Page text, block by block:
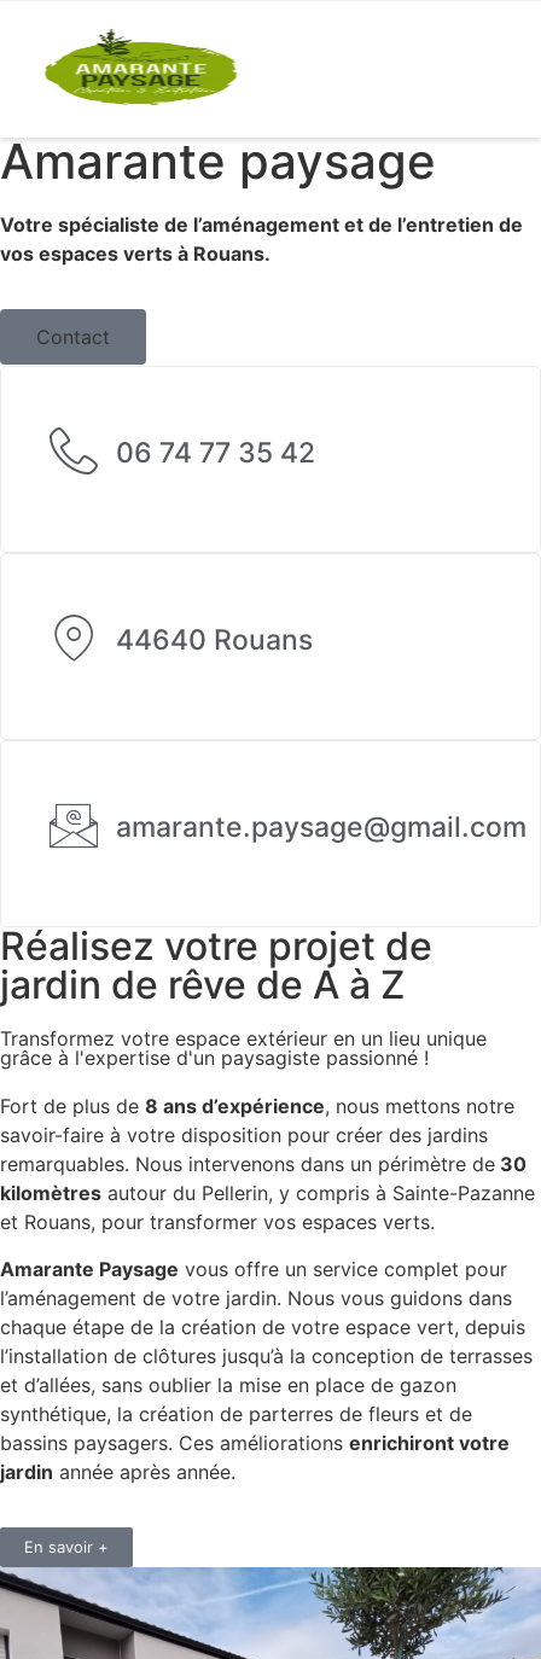
Amarante paysage
Votre spécialiste de l’aménagement et de l’entretien de
vos espaces verts à Rouans.
Contact
06 74 77 35 42
44640 Rouans
amarante.paysage@gmail.com
Réalisez votre projet de
jardin de rêve de A à Z
Transformez votre espace extérieur en un lieu unique
grâce à l'expertise d'un paysagiste passionné !
Fort de plus de 8 ans d’expérience, nous mettons notre
savoir-faire à votre disposition pour créer des jardins
remarquables. Nous intervenons dans un périmètre de 30
kilomètres autour du Pellerin, y compris à Sainte-Pazanne
et Rouans, pour transformer vos espaces verts.
Amarante Paysage vous offre un service complet pour
l’aménagement de votre jardin. Nous vous guidons dans
chaque étape de la création de votre espace vert, depuis
l’installation de clôtures jusqu’à la conception de terrasses
et d’allées, sans oublier la mise en place de gazon
synthétique, la création de parterres de fleurs et de
bassins paysagers. Ces améliorations enrichiront votre
jardin année après année.
En savoir +